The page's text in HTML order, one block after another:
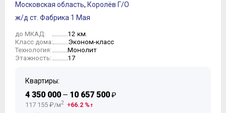
Московская область, Королёв Г/О
ж/д ст. Фабрика 1 Мая
до МКАД: 12 км.
Класс дома: Эконом-класс
Технология: Монолит
Этажность: 17
Квартиры:
4 350 000 — 10 657 500₽
117 155 ₽/м2 66.2 %